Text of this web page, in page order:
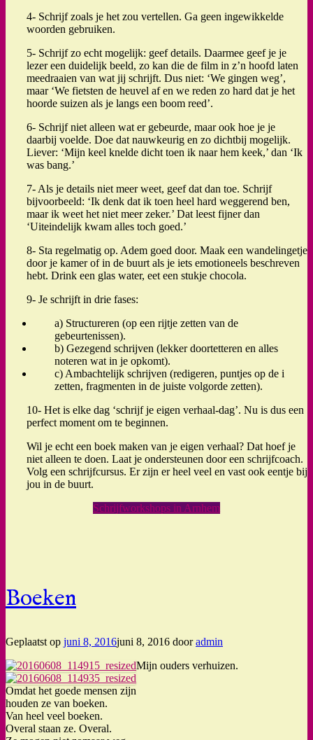
4- Schrijf zoals je het zou vertellen. Ga geen ingewikkelde
woorden gebruiken.
5- Schrijf zo echt mogelijk: geef details. Daarmee geef je je
lezer een duidelijk beeld, zo kan die de film in z’n hoofd laten
meedraaien van wat jij schrijft. Dus niet: ‘We gingen weg’,
maar ‘We fietsten de heuvel af en we reden zo hard dat je het
hoorde suizen als je langs een boom reed’.
6- Schrijf niet alleen wat er gebeurde, maar ook hoe je je
daarbij voelde. Doe dat nauwkeurig en zo dichtbij mogelijk.
Liever: ‘Mijn keel knelde dicht toen ik naar hem keek,’ dan ‘Ik
was bang.’
7- Als je details niet meer weet, geef dat dan toe. Schrijf
bijvoorbeeld: ‘Ik denk dat ik toen heel hard weggerend ben,
maar ik weet het niet meer zeker.’ Dat leest fijner dan
‘Uiteindelijk kwam alles toch goed.’
8- Sta regelmatig op. Adem goed door. Maak een wandelingetje
door je kamer of in de buurt als je iets emotioneels beschreven
hebt. Drink een glas water, eet een stukje chocola.
9- Je schrijft in drie fases:
a) Structureren (op een rijtje zetten van de
gebeurtenissen).
b) Gezegend schrijven (lekker doortetteren en alles
noteren wat in je opkomt).
c) Ambachtelijk schrijven (redigeren, puntjes op de i
zetten, fragmenten in de juiste volgorde zetten).
10- Het is elke dag ‘schrijf je eigen verhaal-dag’. Nu is dus een
perfect moment om te beginnen.
Wil je echt een boek maken van je eigen verhaal? Dat hoef je
niet alleen te doen. Laat je ondersteunen door een schrijfcoach.
Volg een schrijfcursus. Er zijn er heel veel en vast ook eentje bij
jou in de buurt.
Schrijfworkshops in Arnhem
Boeken
Geplaatst op juni 8, 2016juni 8, 2016 dooradmin
Mijn ouders verhuizen.
Omdat het goede mensen zijn
houden ze van boeken.
Van heel veel boeken.
Overal staan ze. Overal.